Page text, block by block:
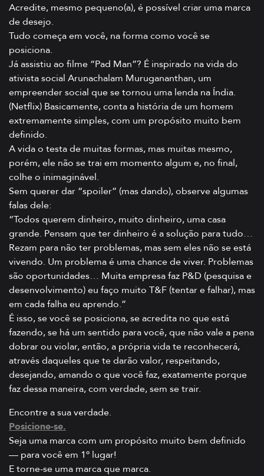
Acredite, mesmo pequeno(a), é possível criar uma marca
de desejo.
Tudo começa em você, na forma como você se
posiciona.
Já assistiu ao filme “Pad Man”? É inspirado na vida do
ativista social Arunachalam Murugananthan, um
empreender social que se tornou uma lenda na Índia.
(Netflix) Basicamente, conta a história de um homem
extremamente simples, com um propósito muito bem
definido.
A vida o testa de muitas formas, mas muitas mesmo,
porém, ele não se trai em momento algum e, no final,
colhe o inimaginável.
Sem querer dar “spoiler” (mas dando), observe algumas
falas dele:
“Todos querem dinheiro, muito dinheiro, uma casa
grande. Pensam que ter dinheiro é a solução para tudo…
Rezam para não ter problemas, mas sem eles não se está
vivendo. Um problema é uma chance de viver. Problemas
são oportunidades… Muita empresa faz P&D (pesquisa e
desenvolvimento) eu faço muito T&F (tentar e falhar), mas
em cada falha eu aprendo.”
É isso, se você se posiciona, se acredita no que está
fazendo, se há um sentido para você, que não vale a pena
dobrar ou violar, então, a própria vida te reconhecerá,
através daqueles que te darão valor, respeitando,
desejando, amando o que você faz, exatamente porque
faz dessa maneira, com verdade, sem se trair.
Encontre a sua verdade.
Posicione-se.
Seja uma marca com um propósito muito bem definido
— para você em 1º lugar!
E torne-se uma marca que marca.